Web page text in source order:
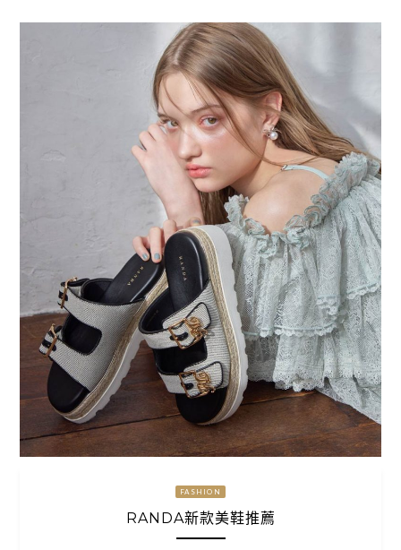
FASHION
RANDA新款美鞋推薦